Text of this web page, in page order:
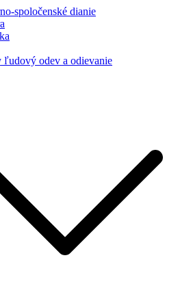
spoločenské dianie
ľudový odev a odievanie